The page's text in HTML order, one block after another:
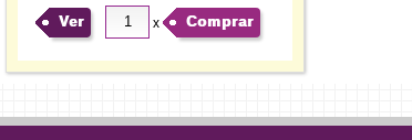
Ver x Comprar